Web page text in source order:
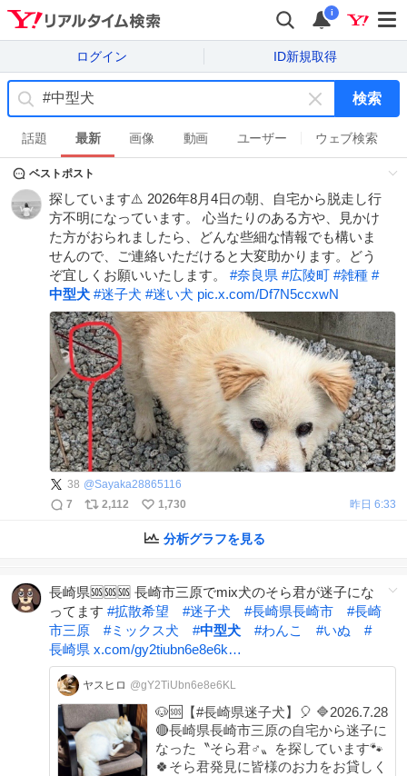
i
ログイン ID新規取得
キ
ー
ワ
ド
を
消
す
検索
話題 最新 画像 動画 ユーザー ウェブ検索
ベストポスト
探しています⚠️ 2026年8月4日の朝、自宅から脱走し行
方不明になっています。 心当たりのある方や、見かけ
た方がおられましたら、どんな些細な情報でも構いま
せんので、ご連絡いただけると大変助かります。どう
ぞ宜しくお願いいたします。 #奈良県 #広陵町 #雑種 #
中型犬 #迷子犬 #迷い犬 pic.x.com/Df7N5ccxwN
38 @Sayaka28865116
7
2,112 1,730 昨日 6:33
分析グラフを見る
長崎県🆘🆘🆘 長崎市三原でmix犬のそら君が迷子にな
ってます #拡散希望 #迷子犬 #長崎県長崎市 #長崎
市三原
#ミックス犬 #中型犬 #わんこ #いぬ
#
長崎県 x.com/gy2tiubn6e8e6k…
ヤスヒロ @gY2TiUbn6e8e6KL
🐶🆘【#長崎県迷子犬】🎈 🔷2026.7.28
🔴長崎県長崎市三原の自宅から迷子に
なった〝そら君♂〟を探しています🐾
🍀そら君発見に皆様のお力をお貸しく